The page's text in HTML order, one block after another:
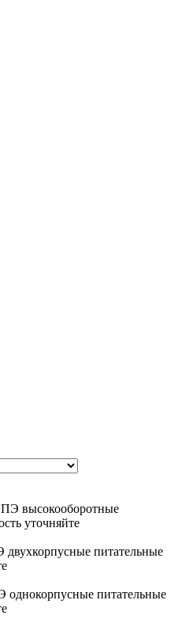
высокооборотные
уточняйте
питательные
однокорпусные питательные